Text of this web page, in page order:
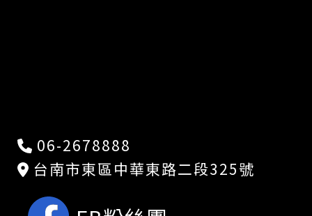
06-2678888
台南市東區中華東路二段325號